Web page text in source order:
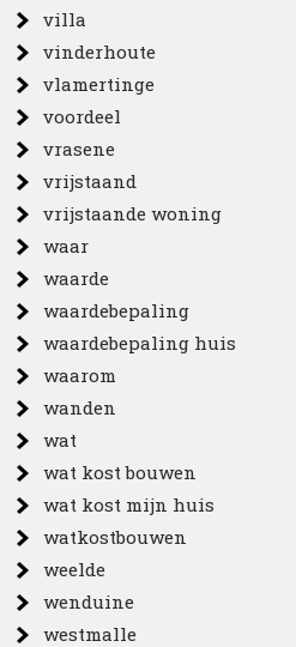
villa
vinderhoute
vlamertinge
voordeel
vrasene
vrijstaand
vrijstaande woning
waar
waarde
waardebepaling
waardebepaling huis
waarom
wanden
wat
wat kost bouwen
wat kost mijn huis
watkostbouwen
weelde
wenduine
westmalle